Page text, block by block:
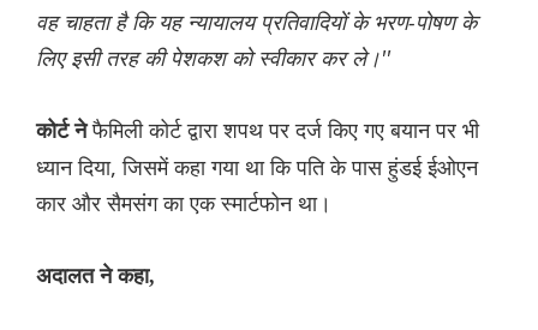
वह चाहता है कि यह न्यायालय प्रतिवादियों के भरण-पोषण के
लिए इसी तरह की पेशकश को स्वीकार कर ले।''
कोर्ट नेफैमिली कोर्ट द्वारा शपथ पर दर्ज किए गए बयान पर भी
ध्यान दिया, जिसमें कहा गया था कि पति के पास हुंडई ईओएन
कार और सैमसंग का एक स्मार्टफोन था।
अदालत ने कहा,